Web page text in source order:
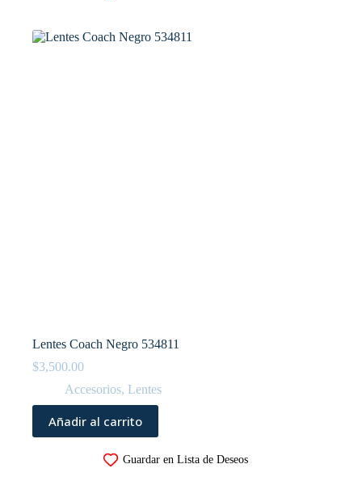
Lentes Coach Negro 534811
$3,500.00
Accesorios, Lentes
Añadir al carrito
Guardar en Lista de Deseos